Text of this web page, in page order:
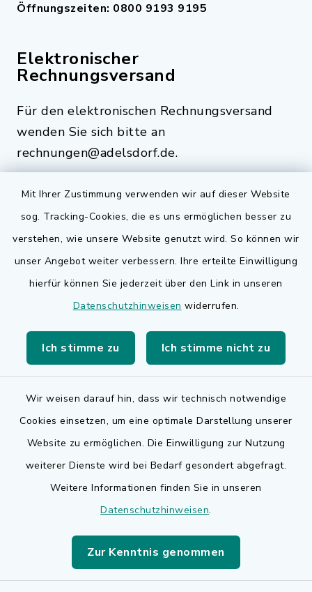
Mit Ihrer Zustimmung verwenden wir auf dieser Website
sog. Tracking-Cookies, die es uns ermöglichen besser zu
verstehen, wie unsere Website genutzt wird. So können wir
unser Angebot weiter verbessern. Ihre erteilte Einwilligung
hierfür können Sie jederzeit über den Link in unseren
Datenschutzhinweisen widerrufen.
Ich stimme zu Ich stimme nicht zu
Wir weisen darauf hin, dass wir technisch notwendige
Cookies einsetzen, um eine optimale Darstellung unserer
Website zu ermöglichen. Die Einwilligung zur Nutzung
weiterer Dienste wird bei Bedarf gesondert abgefragt.
Weitere Informationen finden Sie in unseren
Datenschutzhinweisen.
Zur Kenntnis genommen
Öffnungszeiten: 0800 9193 9195
Elektronischer
Rechnungsversand
Für den elektronischen Rechnungsversand
wenden Sie sich bitte an
rechnungen@adelsdorf.de.
Quicklinks
Bauen in Adelsdorf
BayernPortal
Landkreis Erlangen-Höchstadt
Barrierefreiheit
Impressum